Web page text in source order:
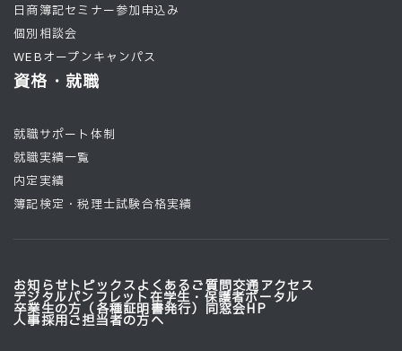
日商簿記セミナー参加申込み
個別相談会
WEBオープンキャンパス
資格・就職
就職サポート体制
就職実績一覧
内定実績
簿記検定・税理士試験合格実績
お知らせトピックスよくあるご質問交通アクセス
デジタルパンフレット在学生・保護者ポータル
卒業生の方（各種証明書発行） 同窓会HP
人事採用ご担当者の方へ